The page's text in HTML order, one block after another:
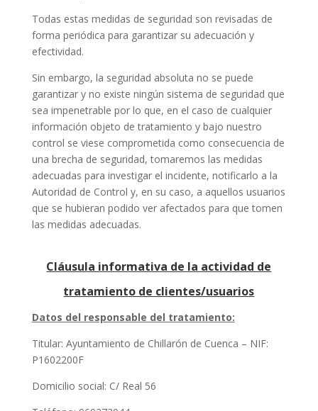
Todas estas medidas de seguridad son revisadas de
forma periódica para garantizar su adecuación y
efectividad.
Sin embargo, la seguridad absoluta no se puede
garantizar y no existe ningún sistema de seguridad que
sea impenetrable por lo que, en el caso de cualquier
información objeto de tratamiento y bajo nuestro
control se viese comprometida como consecuencia de
una brecha de seguridad, tomaremos las medidas
adecuadas para investigar el incidente, notificarlo a la
Autoridad de Control y, en su caso, a aquellos usuarios
que se hubieran podido ver afectados para que tomen
las medidas adecuadas.
Cláusula informativa de la actividad de
tratamiento de clientes/usuarios
Datos del responsable del tratamiento:
Titular: Ayuntamiento de Chillarón de Cuenca – NIF:
P1602200F
Domicilio social: C/ Real 56